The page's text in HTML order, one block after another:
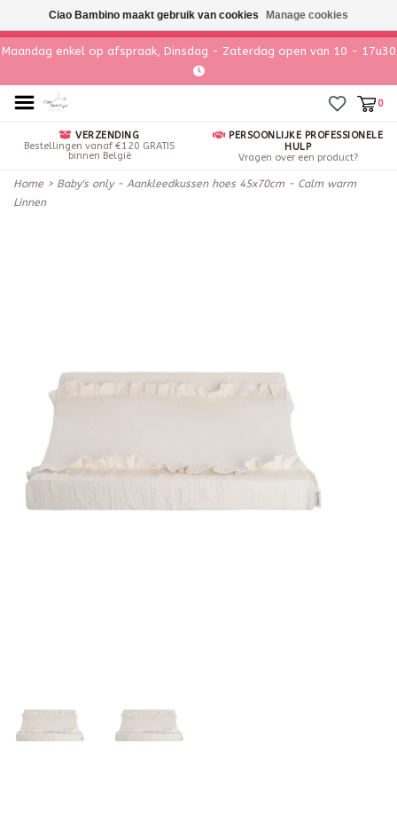
Maandag enkel op afspraak, Dinsdag - Zaterdag open van 10 - 17u30
0
VERZENDING
Bestellingen vanaf €120 GRATIS
binnen België
PERSOONLIJKE PROFESSIONELE
HULP
Vragen over een product?
Home > Baby's only - Aankleedkussen hoes 45x70cm - Calm warm
Linnen
Ciao Bambino maakt gebruik van cookies Manage cookies